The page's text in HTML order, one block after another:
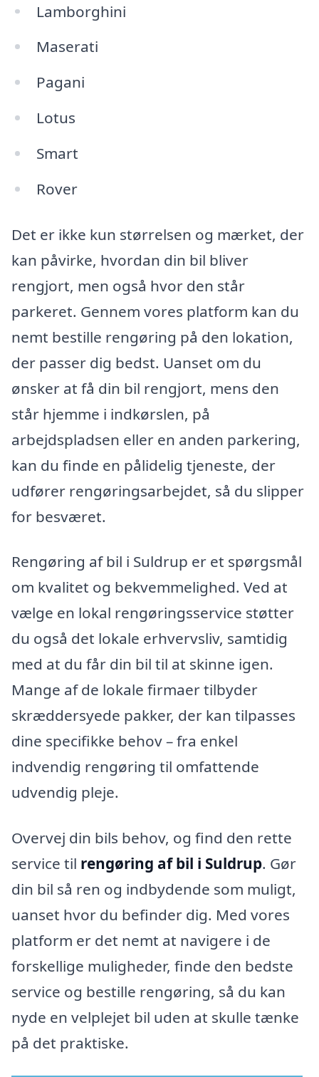
Lamborghini
Maserati
Pagani
Lotus
Smart
Rover
Det er ikke kun størrelsen og mærket, der
kan påvirke, hvordan din bil bliver
rengjort, men også hvor den står
parkeret. Gennem vores platform kan du
nemt bestille rengøring på den lokation,
der passer dig bedst. Uanset om du
ønsker at få din bil rengjort, mens den
står hjemme i indkørslen, på
arbejdspladsen eller en anden parkering,
kan du finde en pålidelig tjeneste, der
udfører rengøringsarbejdet, så du slipper
for besværet.
Rengøring af bil i Suldrup er et spørgsmål
om kvalitet og bekvemmelighed. Ved at
vælge en lokal rengøringsservice støtter
du også det lokale erhvervsliv, samtidig
med at du får din bil til at skinne igen.
Mange af de lokale firmaer tilbyder
skræddersyede pakker, der kan tilpasses
dine specifikke behov – fra enkel
indvendig rengøring til omfattende
udvendig pleje.
Overvej din bils behov, og find den rette
service til rengøring af bil i Suldrup. Gør
din bil så ren og indbydende som muligt,
uanset hvor du befinder dig. Med vores
platform er det nemt at navigere i de
forskellige muligheder, finde den bedste
service og bestille rengøring, så du kan
nyde en velplejet bil uden at skulle tænke
på det praktiske.